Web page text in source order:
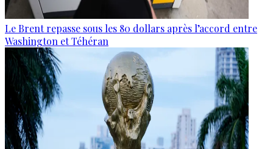
Le Brent repasse sous les 80 dollars après l’accord entre
Washington et Téhéran